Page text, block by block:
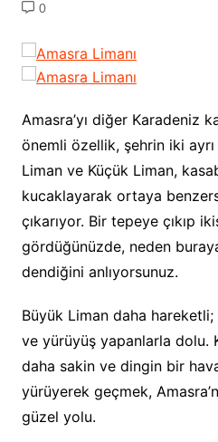
0
Amasra’yı diğer Karadeniz
önemli özellik, şehrin iki ayrı
Liman ve Küçük Liman,
kucaklayarak ortaya
çıkarıyor. Bir tepeye çıkıp
gördüğünüzde, neden
dendiğini anlıyorsunuz.
Büyük Liman daha
ve yürüyüş yapanlarla dolu.
daha sakin ve dingin bir
yürüyerek geçmek,
güzel yolu.